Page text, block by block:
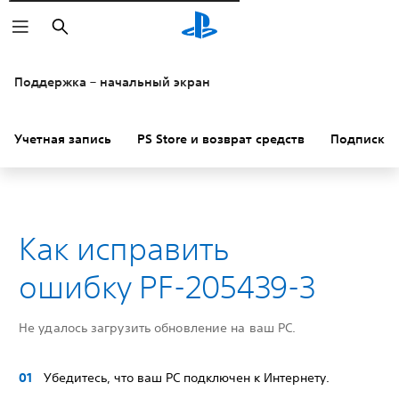
Поиск
Поддержка – начальный экран
Учетная запись PS Store и возврат средств Подписки
Как исправить
ошибку PF-205439-3
Не удалось загрузить обновление на ваш PC.
Убедитесь, что ваш PC подключен к Интернету.